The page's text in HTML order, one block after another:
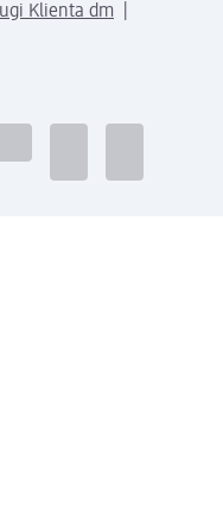
Klienta dm